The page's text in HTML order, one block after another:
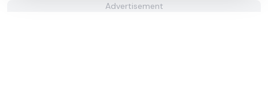
Advertisement